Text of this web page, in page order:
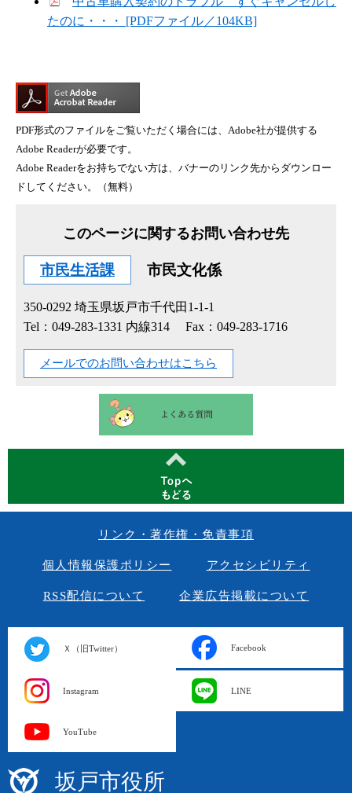
たのに・・・ [PDFファイル／104KB]
PDF形式のファイルをご覧いただく場合には、Adobe社が提供する
Adobe Readerが必要です。
Adobe Readerをお持ちでない方は、バナーのリンク先からダウンロー
ドしてください。（無料）
このページに関するお問い合わせ先
市民生活課 市民文化係
350-0292 埼玉県坂戸市千代田1-1-1
Tel：049-283-1331 内線314
Fax：049-283-1716
メールでのお問い合わせはこちら
リンク・著作権・免責事項
個人情報保護ポリシー アクセシビリティ
RSS配信について 企業広告掲載について
Ｘ（旧Twitter） Facebook
Instagram LINE
YouTube
坂戸市役所